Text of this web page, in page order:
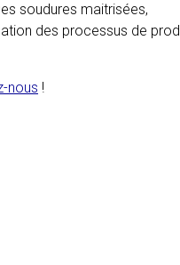
soudures maitrisées,
des processus de
nous !